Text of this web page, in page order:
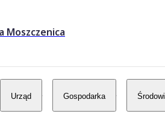
Moszczenica
Urząd Gospodarka